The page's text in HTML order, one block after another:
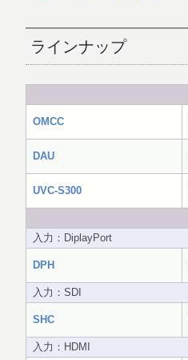
ラインナップ
OMCC
DAU
UVC-S300
入力：DiplayPort
DPH
入力：SDI
SHC
入力：HDMI